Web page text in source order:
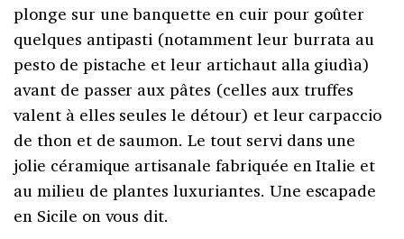
plonge sur une banquette en cuir pour goûter
quelques antipasti (notamment leur burrata au
pesto de pistache et leur artichaut alla giudìa)
avant de passer aux pâtes (celles aux truffes
valent à elles seules le détour) et leur carpaccio
de thon et de saumon. Le tout servi dans une
jolie céramique artisanale fabriquée en Italie et
au milieu de plantes luxuriantes. Une escapade
en Sicile on vous dit.